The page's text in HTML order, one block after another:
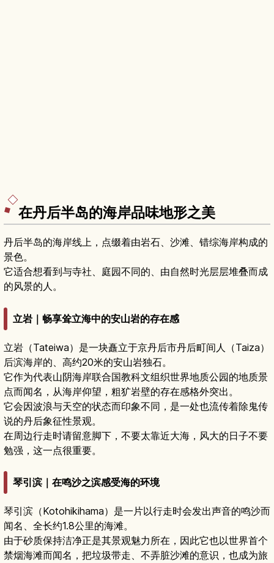
在丹后半岛的海岸品味地形之美
丹后半岛的海岸线上，点缀着由岩石、沙滩、错综海岸构成的
景色。
它适合想看到与寺社、庭园不同的、由自然时光层层堆叠而成
的风景的人。
立岩｜畅享耸立海中的安山岩的存在感
立岩（Tateiwa）是一块矗立于京丹后市丹后町间人（Taiza）
后滨海岸的、高约20米的安山岩独石。
它作为代表山阴海岸联合国教科文组织世界地质公园的地质景
点而闻名，从海岸仰望，粗犷岩壁的存在感格外突出。
它会因波浪与天空的状态而印象不同，是一处也流传着除鬼传
说的丹后象征性景观。
在周边行走时请留意脚下，不要太靠近大海，风大的日子不要
勉强，这一点很重要。
琴引滨｜在鸣沙之滨感受海的环境
琴引滨（Kotohikihama）是一片以行走时会发出声音的鸣沙而
闻名、全长约1.8公里的海滩。
由于砂质保持洁净正是其景观魅力所在，因此它也以世界首个
禁烟海滩而闻名，把垃圾带走、不弄脏沙滩的意识，也成为旅